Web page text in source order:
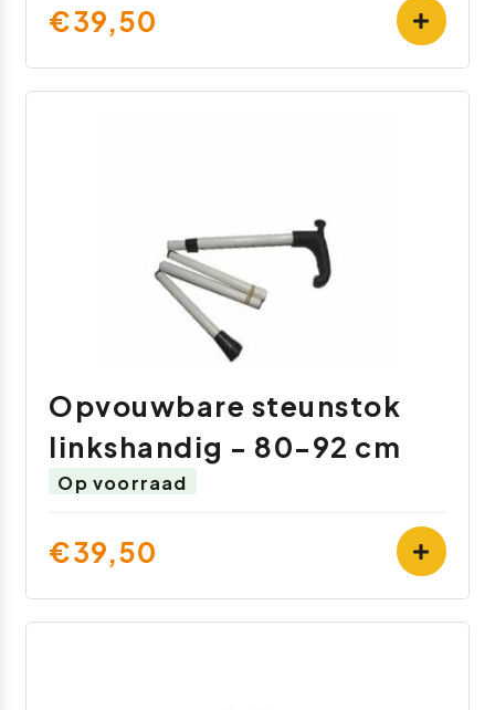
€39,50
Opvouwbare steunstok
linkshandig - 80-92 cm
Op voorraad
€39,50